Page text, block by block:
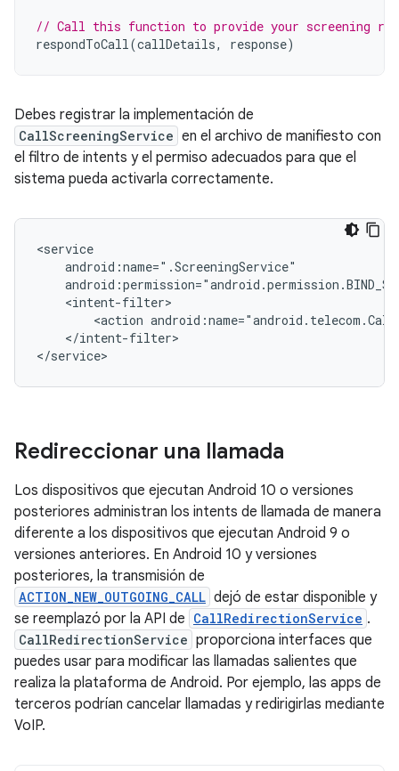
// Call this function to provide your screening
respondToCall(callDetails, response)
Debes registrar la implementación de
CallScreeningService en el archivo de manifiesto con
el filtro de intents y el permiso adecuados para que el
sistema pueda activarla correctamente.
<action
</intent-filter>
Redireccionar una llamada
Los dispositivos que ejecutan Android 10 o versiones
posteriores administran los intents de llamada de manera
diferente a los dispositivos que ejecutan Android 9 o
versiones anteriores. En Android 10 y versiones
posteriores, la transmisión de
ACTION_NEW_OUTGOING_CALL dejó de estar disponible y
se reemplazó por la API de CallRedirectionService .
CallRedirectionService proporciona interfaces que
puedes usar para modificar las llamadas salientes que
realiza la plataforma de Android. Por ejemplo, las apps de
terceros podrían cancelar llamadas y redirigirlas mediante
VoIP.